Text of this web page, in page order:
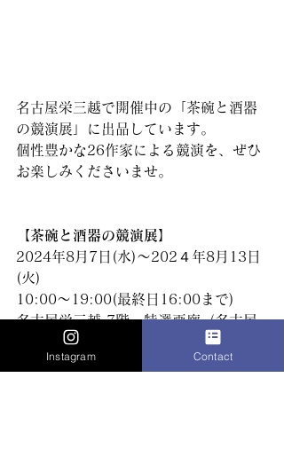
名古屋栄三越で開催中の「茶碗と酒器
の競演展」に出品しています。
個性豊かな26作家による競演を、ぜひ
お楽しみくださいませ。
【茶碗と酒器の競演展】
2024年8月7日(水)〜202４年8月13日
(火)
10:00〜19:00(最終日16:00まで)
名古屋栄三越 7階　特選画廊（名古屋
市中区栄3-5-1）
Instagram Contact